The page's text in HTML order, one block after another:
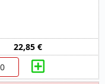
22,85 €